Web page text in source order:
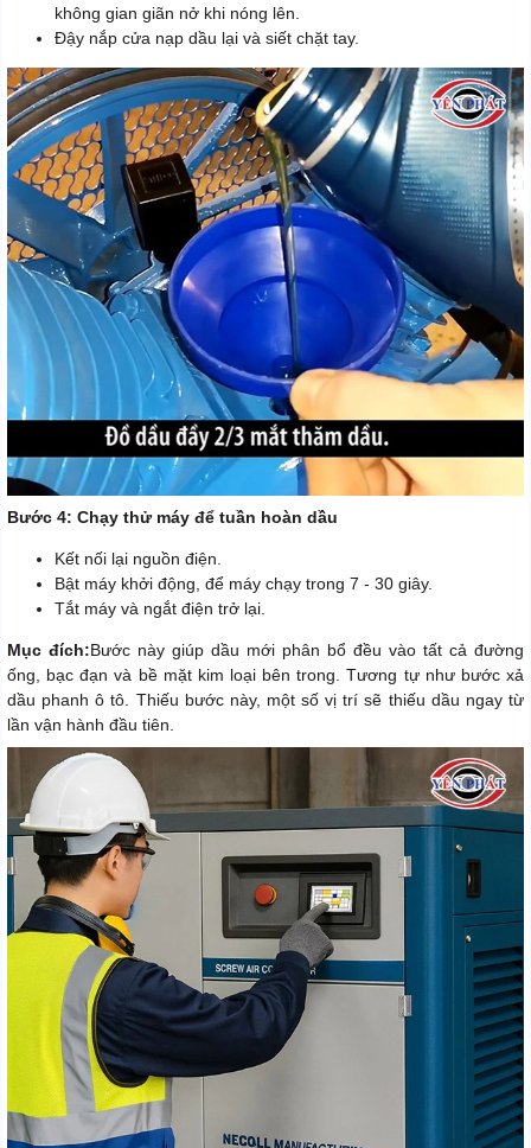
không gian giãn nở khi nóng lên.
Đậy nắp cửa nạp dầu lại và siết chặt tay.
Bước 4: Chạy thử máy để tuần hoàn dầu
Kết nối lại nguồn điện.
Bật máy khởi động, để máy chạy trong 7 - 30 giây.
Tắt máy và ngắt điện trở lại.
Mục đích:Bước này giúp dầu mới phân bổ đều vào tất cả đường
ống, bạc đạn và bề mặt kim loại bên trong. Tương tự như bước xả
dầu phanh ô tô. Thiếu bước này, một số vị trí sẽ thiếu dầu ngay từ
lần vận hành đầu tiên.